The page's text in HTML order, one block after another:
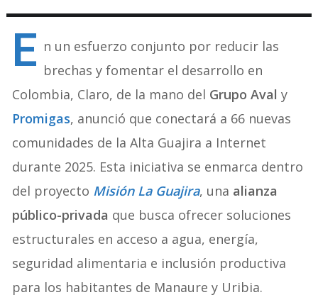
E n un esfuerzo conjunto por reducir las
brechas y fomentar el desarrollo en
Colombia, Claro, de la mano del Grupo Avaly
Promigas, anunció que conectará a 66 nuevas
comunidades de la Alta Guajira a Internet
durante 2025. Esta iniciativa se enmarca dentro
del proyecto Misión La Guajira, una alianza
público-privada que busca ofrecer soluciones
estructurales en acceso a agua, energía,
seguridad alimentaria e inclusión productiva
para los habitantes de Manaure y Uribia.